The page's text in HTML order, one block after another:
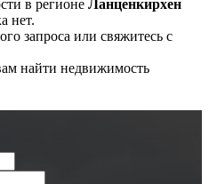
в регионе Ланценкирхен
нет.
запроса или свяжитесь с
найти недвижимость